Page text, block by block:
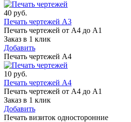
40 руб.
Печать чертежей А3
Печать чертежей от А4 до А1
Заказ в 1 клик
Добавить
Печать чертежей А4
10 руб.
Печать чертежей А4
Печать чертежей от А4 до А1
Заказ в 1 клик
Добавить
Печать визиток односторонние